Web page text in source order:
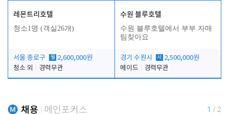
레몬트리호텔
청소1명 (객실26개)
서울 종로구 월 2,600,000원
청소 외
경력무관
수원 블루호텔
수원 블루호텔에서 부부 자매
팀찾아요
경기 수원시 시
2,500,000원
메이드
경력무관
채용 메인포커스 1 / 2